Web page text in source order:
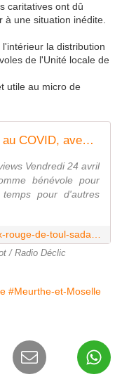
caritatives ont dû
une situation inédite.
la distribution
de l'Unité locale de
utile au micro de
La Croix Rouge de Toul s'adapte au COVID, avec Stéphane Godet -
Vendredi 24 avril
bénévole pour
pour d'autres
/ Radio Déclic
#Meurthe-et-Moselle